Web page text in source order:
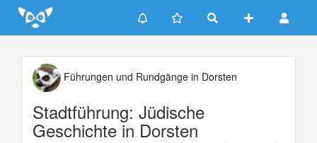
Update cookies preferences
Führungen und Rundgänge in Dorsten
Stadtführung: Jüdische
Geschichte in Dorsten